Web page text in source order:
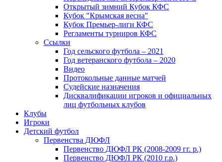
Открытый зимний Кубок КФС
Кубок "Крымская весна"
Кубок Премьер-лиги КФС
Регламенты турниров КФС
Ссылки
Год сельского футбола – 2021
Год ветеранского футбола – 2020
Видео
Протокольные данные матчей
Судейские назначения
Дисквалификации игроков и официальных
лиц футбольных клубов
Клубы
Игроки
Детский футбол
Первенства ДЮФЛ
Первенство ДЮФЛ РК (2008-2009 гг. р.)
Первенство ДЮФЛ РК (2010 г.р.)